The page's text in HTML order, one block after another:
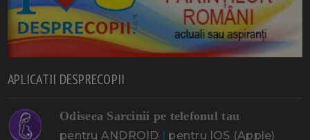
APLICATII DESPRECOPII
Odiseea Sarcinii pe telefonul tau
pentru ANDROID | pentru IOS (Apple)